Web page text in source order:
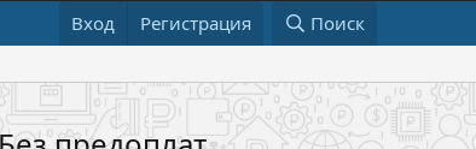
Вход Регистрация Поиск